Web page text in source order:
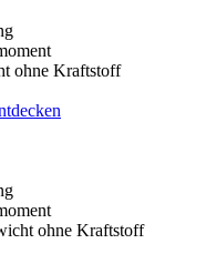
ohne Kraftstoff
ohne Kraftstoff